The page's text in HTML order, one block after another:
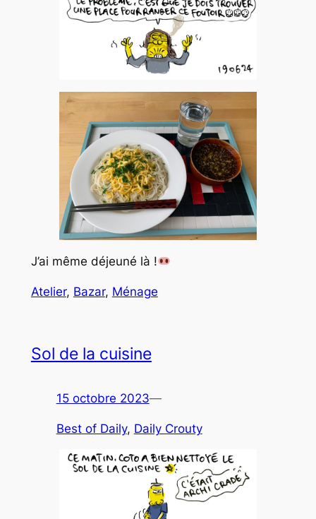
J’ai même déjeuné là !
Atelier, Bazar, Ménage
Sol de la cuisine
15 octobre 2023—
Best of Daily, Daily Crouty